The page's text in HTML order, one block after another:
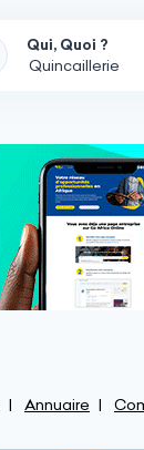
Qui, Quoi ?
Annuaire